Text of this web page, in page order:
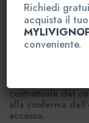
Il Professionista
Contatti:
970277.
contrattuale del
alla conferma
accesso.
Richiedi
acquista il
conveniente.